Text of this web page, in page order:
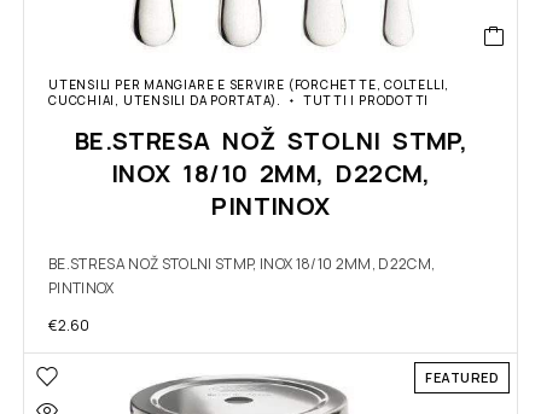
UTENSILI PER MANGIARE E SERVIRE (FORCHETTE, COLTELLI,
CUCCHIAI, UTENSILI DA PORTATA).
TUTTI I PRODOTTI
BE.STRESA NOŽ STOLNI STMP,
INOX 18/10 2MM, D22CM,
PINTINOX
BE.STRESA NOŽ STOLNI STMP, INOX 18/10 2MM, D22CM,
PINTINOX
€2.60
FEATURED